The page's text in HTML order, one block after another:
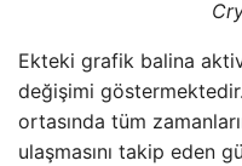
Ekteki grafik balina
değişimi
ortasında tüm
ulaşmasını takip eden